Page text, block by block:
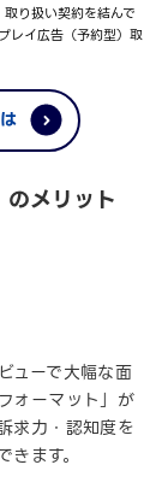
り扱い契約を結んで
レイ広告（予約型）取
メリット
ューで大幅な面
ォーマット」が
求力・認知度を
ます。